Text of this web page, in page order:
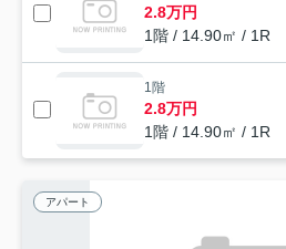
2.8万円
1階 / 14.90㎡ / 1R
1階
2.8万円
1階 / 14.90㎡ / 1R
アパート